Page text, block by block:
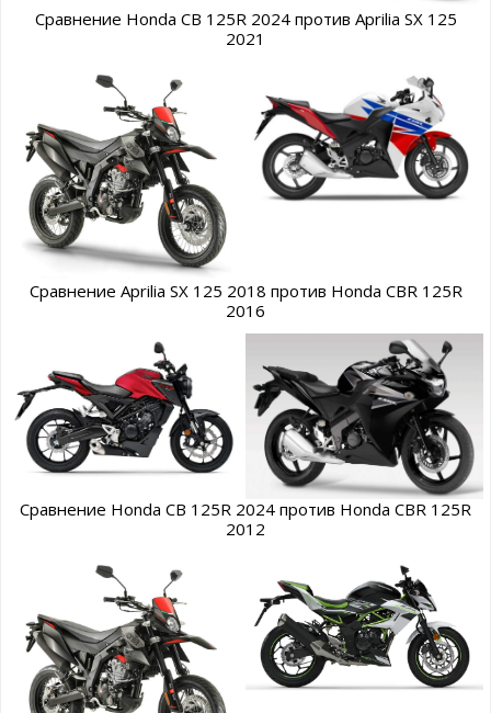
Сравнение Honda CB 125R 2024 против Aprilia SX 125
2021
Сравнение Aprilia SX 125 2018 против Honda CBR 125R
2016
Сравнение Honda CB 125R 2024 против Honda CBR 125R
2012